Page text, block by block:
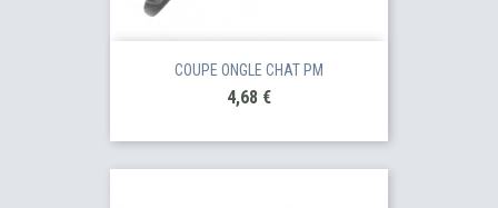
COUPE ONGLE CHAT PM
Prix
4,68 €